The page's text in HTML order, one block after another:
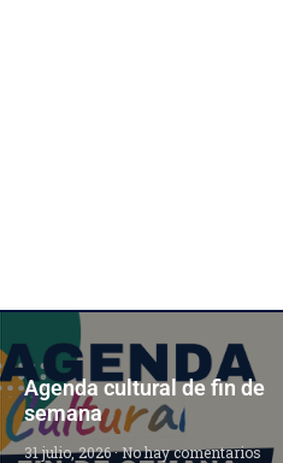
Agenda cultural de fin de
semana
31 julio, 2026No hay comentarios